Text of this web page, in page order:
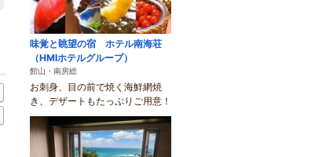
味覚と眺望の宿 ホテル南海荘
（HMIホテルグループ）
館山・南房総
お刺身、目の前で焼く海鮮網焼
き、デザートもたっぷりご用意！